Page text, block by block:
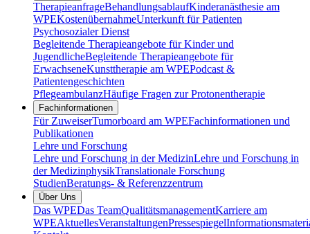
TherapieanfrageBehandlungsablaufKinderanästhesie am
WPEKostenübernahmeUnterkunft für Patienten
Psychosozialer Dienst
Begleitende Therapieangebote für Kinder und
JugendlicheBegleitende Therapieangebote für
ErwachseneKunsttherapie am WPEPodcast &
Patientengeschichten
PflegeambulanzHäufige Fragen zur Protonentherapie
Fachinformationen
Für ZuweiserTumorboard am WPEFachinformationen und
Publikationen
Lehre und Forschung
Lehre und Forschung in der MedizinLehre und Forschung in
der MedizinphysikTranslationale Forschung
StudienBeratungs- & Referenzzentrum
Über Uns
Das WPEDas TeamQualitätsmanagementKarriere am
WPEAktuellesVeranstaltungenPressespiegel